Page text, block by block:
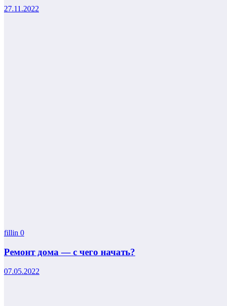
27.11.2022
fillin 0
Ремонт дома — с чего начать?
07.05.2022